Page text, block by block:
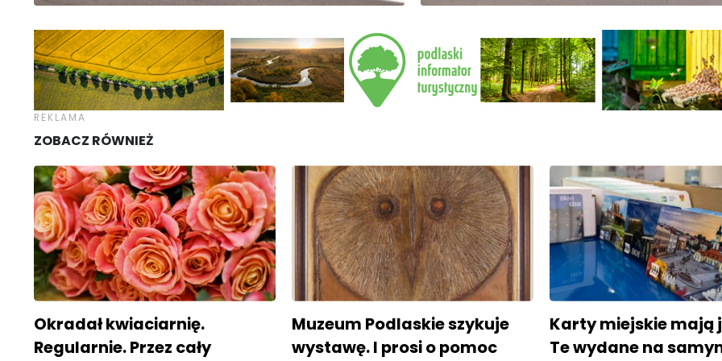
ZOBACZ RÓWNIEŻ
Okradał kwiaciarnię.
Regularnie. Przez cały
Muzeum Podlaskie szykuje
wystawę. I prosi o pomoc
Karty miejskie mają
Te wydane na